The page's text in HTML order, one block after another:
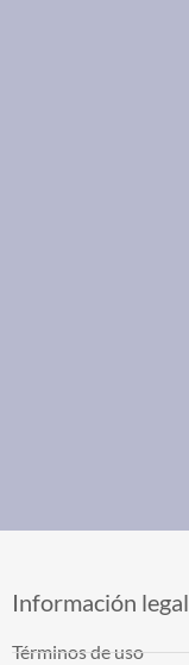
Información legal
Términos de uso